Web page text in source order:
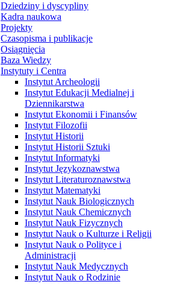
Dziedziny i dyscypliny
Kadra naukowa
Projekty
Czasopisma i publikacje
Osiągnięcia
Baza Wiedzy
Instytuty i Centra
Instytut Archeologii
Instytut Edukacji Medialnej i
Dziennikarstwa
Instytut Ekonomii i Finansów
Instytut Filozofii
Instytut Historii
Instytut Historii Sztuki
Instytut Informatyki
Instytut Językoznawstwa
Instytut Literaturoznawstwa
Instytut Matematyki
Instytut Nauk Biologicznych
Instytut Nauk Chemicznych
Instytut Nauk Fizycznych
Instytut Nauk o Kulturze i Religii
Instytut Nauk o Polityce i
Administracji
Instytut Nauk Medycznych
Instytut Nauk o Rodzinie